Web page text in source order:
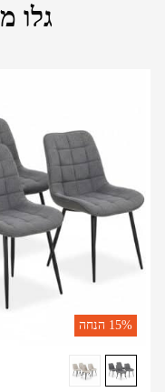
גלו
15% הנחה